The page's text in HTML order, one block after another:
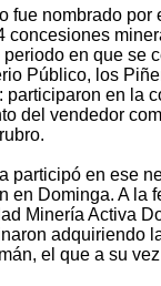
fue nombrado
concesiones
en que se
Público, los
participaron en la
del vendedor
participó en ese
en Dominga. A la
Minería Activa
adquiriendo
el que a su